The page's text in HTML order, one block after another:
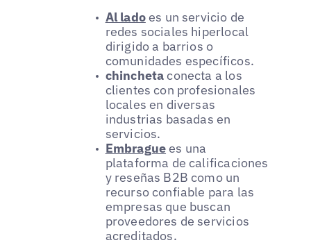
Al ladoes un servicio de
redes sociales hiperlocal
dirigido a barrios o
comunidades específicos.
chinchetaconecta a los
clientes con profesionales
locales en diversas
industrias basadas en
servicios.
Embrague es una
plataforma de calificaciones
y reseñas B2B como un
recurso confiable para las
empresas que buscan
proveedores de servicios
acreditados.